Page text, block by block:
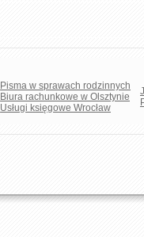
Pisma w sprawach rodzinnych
Biura rachunkowe w Olsztynie
Usługi księgowe Wrocław